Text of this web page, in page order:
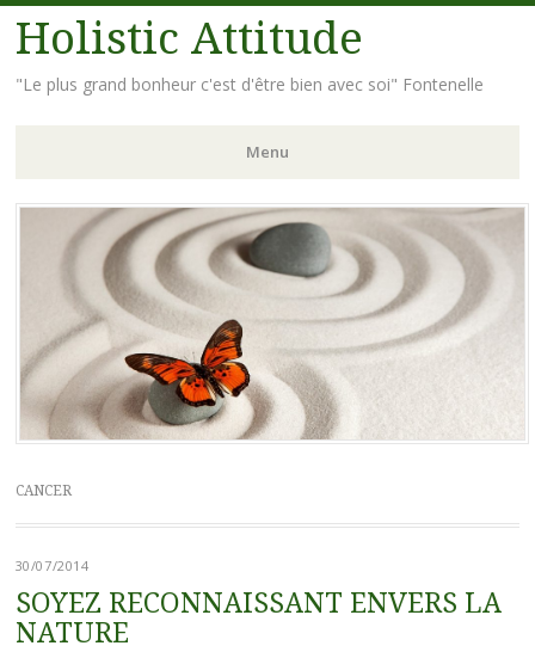
Holistic Attitude
"Le plus grand bonheur c'est d'être bien avec soi" Fontenelle
Menu
Aller
principal
CANCER
30/07/2014
SOYEZ RECONNAISSANT ENVERS LA
NATURE